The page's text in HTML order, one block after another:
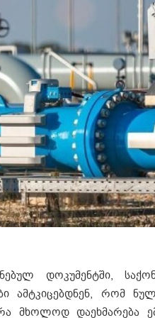
დოკუმენტში,
ამტკიცებდნენ, რომ
მხოლოდ დაეხმარება